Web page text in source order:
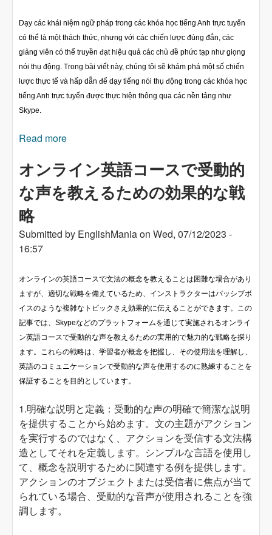
Dạy các khái niệm ngữ pháp trong các khóa học tiếng Anh trực tuyến
có thể là một thách thức, nhưng với các chiến lược đúng đắn, các
giảng viên có thể truyền đạt hiệu quả các chủ đề phức tạp như giọng
nói thụ động. Trong bài viết này, chúng tôi sẽ khám phá một số chiến
lược thực tế và hấp dẫn để dạy tiếng nói thụ động trong các khóa học
tiếng Anh trực tuyến được thực hiện thông qua các nền tảng như
Skype.
Read more
オンライン英語コースで受動的
な声を教えるための効果的な戦
略
Submitted by EnglishManiaon Wed, 07/12/2023 -
16:57
オンラインの英語コースで文法の概念を教えることは困難な場合があり
ますが、適切な戦略を備えているため、インストラクターはパッシブボ
イスのような複雑なトピックさえ効果的に伝えることができます。この
記事では、Skypeなどのプラットフォームを通じて実施されるオンライ
ン英語コースで受動的な声を教えるための実用的で魅力的な戦略を探り
ます。これらの戦略は、学習者が概念を把握し、その使用法を理解し、
英語のコミュニケーションで受動的な声を使用するのに熟練することを
保証することを目的としています。
1.明確な説明と定義：受動的な声の明確で簡潔な説明
を提供することから始めます。文の主題がアクション
を実行するのではなく、アクションを受信する文法構
造としてそれを定義します。シンプルな言語を使用し
て、概念を説明するために関連する例を提供します。
アクションのオブジェクトまたは受信者に焦点が当て
られている場合、受動的な音声が使用されることを強
調します。